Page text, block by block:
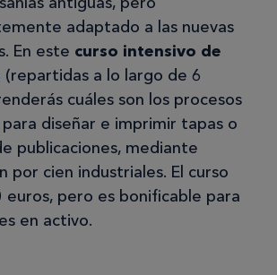
adaptado a las nuevas
En este curso intensivo de
(repartidas a lo largo de 6
cuáles son los procesos
diseñar e imprimir tapas o
publicaciones, mediante
por cien industriales. El curso
euros, pero es bonificable para
en activo.